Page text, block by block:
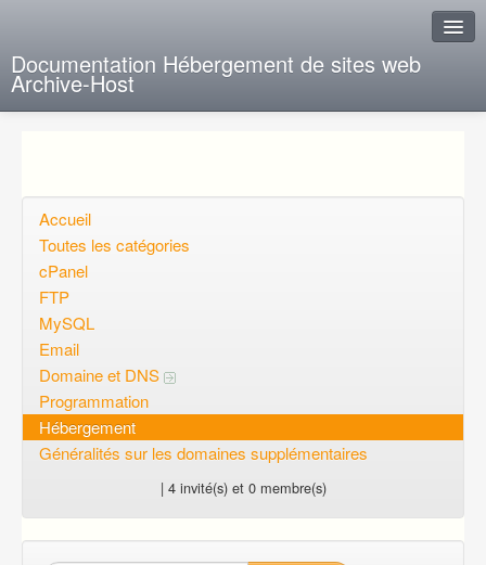
Documentation Hébergement de sites web
Archive-Host
Questions ouvertes
Voulez-vous vous inscrire?
Connexion
Accueil
Toutes les catégories
cPanel
FTP
MySQL
Email
Domaine et DNS
Programmation
Hébergement
Généralités sur les domaines supplémentaires
| 4 invité(s) et 0 membre(s)